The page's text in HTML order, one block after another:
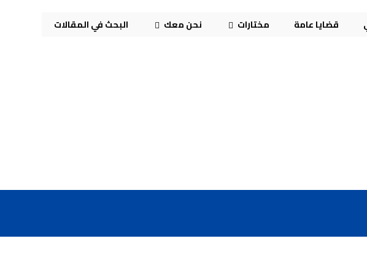
قضايا عامة مختارات نحن معك البحث في المقالات